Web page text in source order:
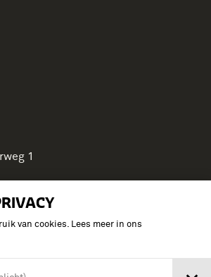
van cookies. Lees meer in ons
1
Koninklijke Defensiemusea,